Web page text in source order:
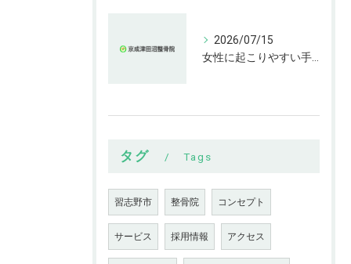
2026/07/15
タグ Tags
習志野市 整骨院 コンセプト
サービス 採用情報 アクセス